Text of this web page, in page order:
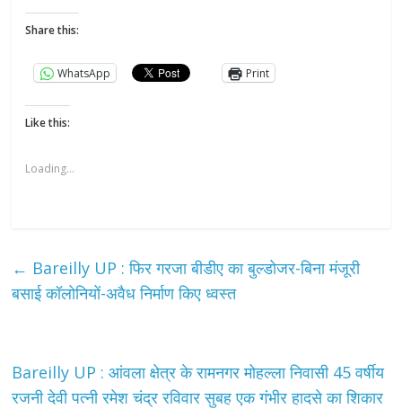
Share this:
WhatsApp Print
Like this:
Loading...
← Bareilly UP : फिर गरजा बीडीए का बुल्डोजर-बिना मंजूरी
बसाई कॉलोनियों-अवैध निर्माण किए ध्वस्त
Bareilly UP : आंवला क्षेत्र के रामनगर मोहल्ला निवासी 45 वर्षीय
रजनी देवी पत्नी रमेश चंद्र रविवार सुबह एक गंभीर हादसे का शिकार